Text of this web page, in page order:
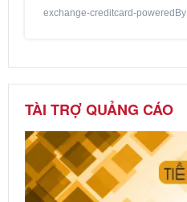
exchange-creditcard-poweredBy
TÀI TRỢ QUẢNG CÁO